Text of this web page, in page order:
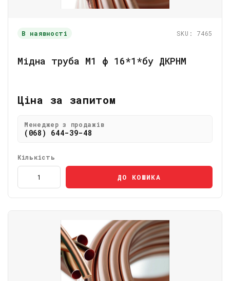
В наявності SKU: 7465
Мідна труба М1 ф 16*1*бу ДКРНМ
Ціна за запитом
Менеджер з продажів
(068) 644-39-48
Кількість
ДО КОШИКА